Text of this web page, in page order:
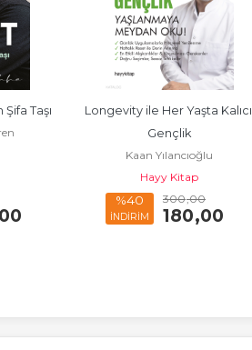
Taşı
Longevity ile Her Yaşta Kalıcı
Gençlik
Kaan Yılancıoğlu
Hayy Kitap
%40
İNDİRİM
300,00
180,00